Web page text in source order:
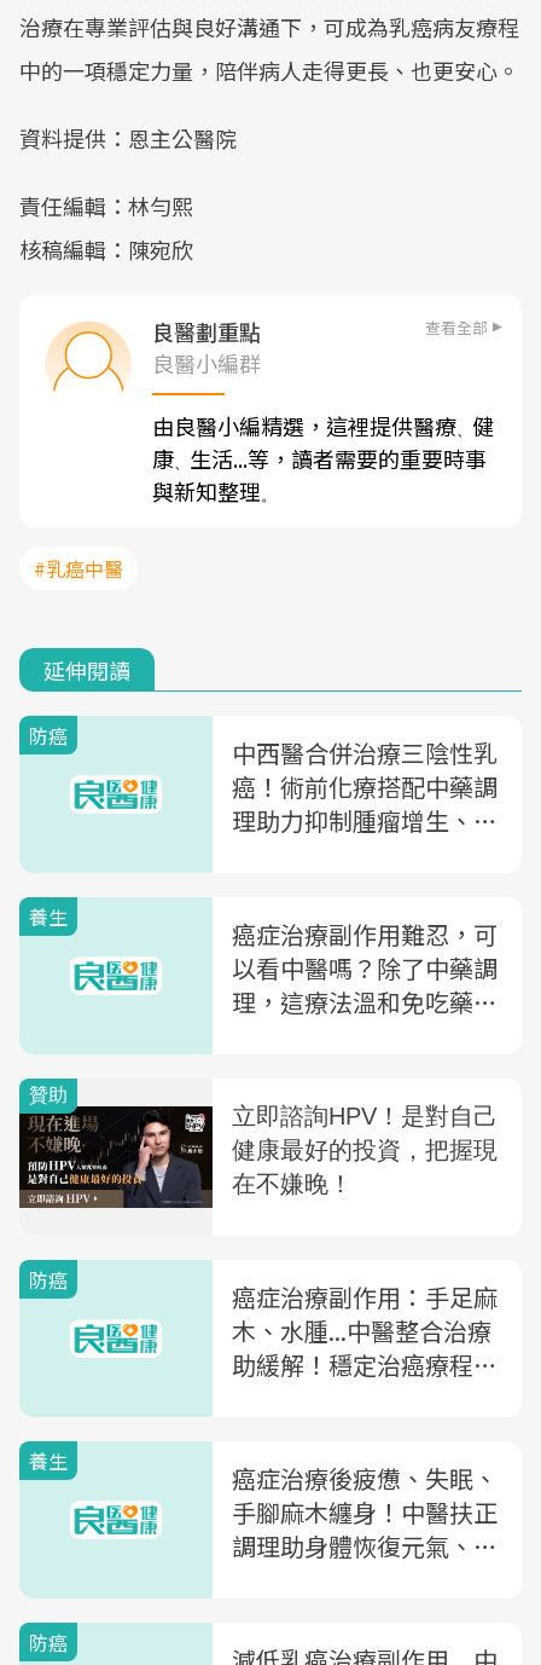
治療在專業評估與良好溝通下，可成為乳癌病友療程
中的一項穩定力量，陪伴病人走得更長、也更安心。
資料提供：恩主公醫院
責任編輯：林勻熙
核稿編輯：陳宛欣
良醫劃重點 查看全部
良醫小編群
由良醫小編精選，這裡提供醫療、 健
康、 生活...等，讀者需要的重要時事
與新知整理。
#乳癌中醫
延伸閱讀
防癌
中西醫合併治療三陰性乳
癌！術前化療搭配中藥調
理助力抑制腫瘤增生、減
養生
癌症治療副作用難忍，可
以看中醫嗎？除了中藥調
理，這療法溫和免吃藥助
防癌
癌症治療副作用：手足麻
木、水腫...中醫整合治療
助緩解！穩定治癌療程不
養生
癌症治療後疲憊、失眠、
手腳麻木纏身！中醫扶正
調理助身體恢復元氣、提
防癌